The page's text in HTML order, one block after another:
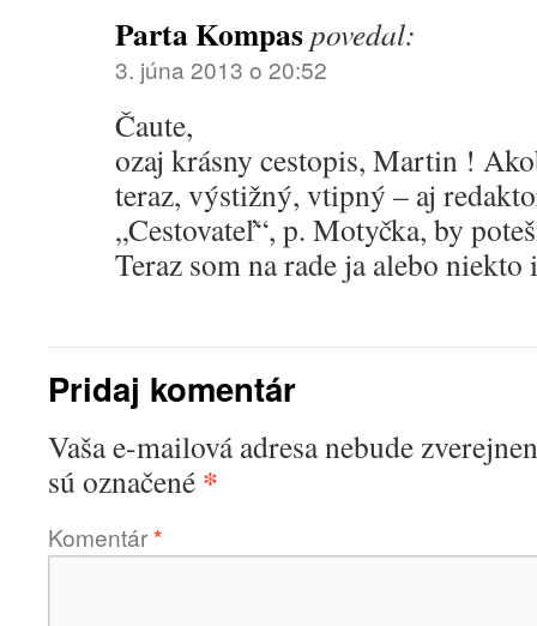
Parta Kompaspovedal:
3. júna 2013 o 20:52
Čaute,
ozaj krásny cestopis, Martin !
teraz, výstižný, vtipný – aj
„Cestovateľ“, p. Motyčka, by
Teraz som na rade ja alebo
Pridaj komentár
Vaša e-mailová adresa nebude
sú označené *
Komentár*